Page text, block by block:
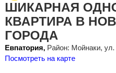
ШИКАРНАЯ
КВАРТИРА В
ГОРОДА
Евпатория, Район: Мойнаки,
Посмотреть на карте